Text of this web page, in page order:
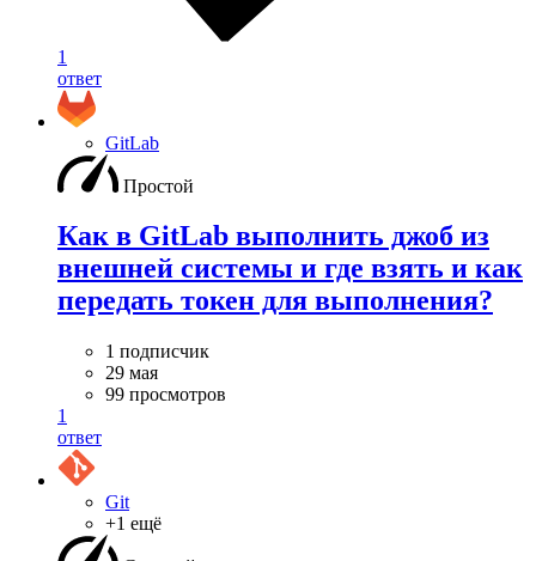
1
ответ
GitLab
Простой
Как в GitLab выполнить джоб из
внешней системы и где взять и как
передать токен для выполнения?
1 подписчик
29 мая
99 просмотров
1
ответ
Git
+1 ещё